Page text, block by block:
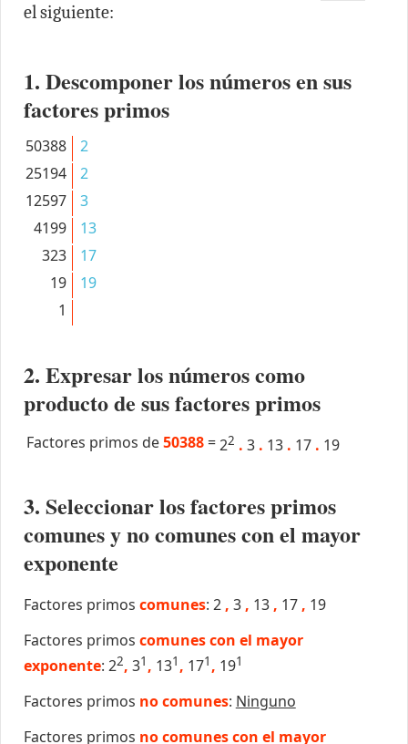
el siguiente:
1. Descomponer los números en sus
factores primos
50388
2
25194
2
12597
3
4199
13
323
17
19
19
1
2. Expresar los números como
producto de sus factores primos
Factores primos de50388 =22 . 3 . 13 . 17 . 19
3. Seleccionar los factores primos
comunes y no comunes con el mayor
exponente
Factores primos comunes: 2 , 3 , 13 , 17 , 19
Factores primos comunes con el mayor
exponente: 22, 31 , 131 , 171 , 191
Factores primos no comunes: Ninguno
Factores primos no comunes con el mayor